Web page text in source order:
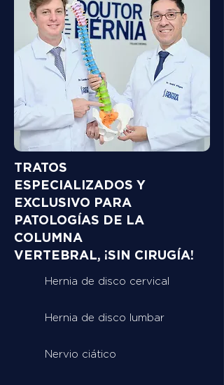
TRATOS
ESPECIALIZADOS Y
EXCLUSIVO PARA
PATOLOGÍAS DE LA
COLUMNA
VERTEBRAL, ¡SIN CIRUGÍA!
Hernia de disco cervical
Hernia de disco lumbar
Nervio ciático